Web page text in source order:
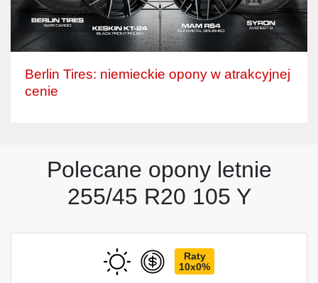
Berlin Tires: niemieckie opony w atrakcyjnej
cenie
Polecane opony letnie
255/45 R20 105 Y
Raty
10x0%